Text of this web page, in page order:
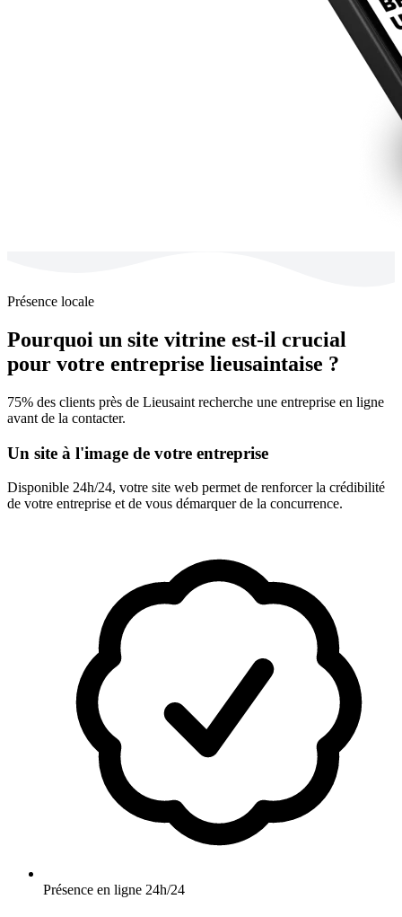
Présence locale
Pourquoi un site vitrine est-il crucial
pour votre entreprise lieusaintaise ?
75% des clients près de Lieusaint recherche une entreprise en ligne
avant de la contacter.
Un site à l'image de votre entreprise
Disponible 24h/24, votre site web permet de renforcer la crédibilité
de votre entreprise et de vous démarquer de la concurrence.
Présence en ligne 24h/24